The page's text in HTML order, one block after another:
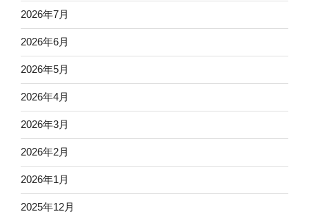
2026年7月
2026年6月
2026年5月
2026年4月
2026年3月
2026年2月
2026年1月
2025年12月